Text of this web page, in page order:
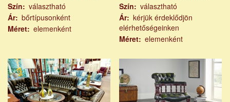
Szín
választható
Ár bőrtípusonként
Méret elemenként
Szín
választható
Ár
kérjük érdeklődjön
elérhetőségeinken
Méret
elemenként